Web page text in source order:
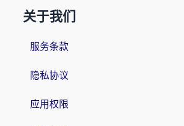
关于我们
服务条款
隐私协议
应用权限